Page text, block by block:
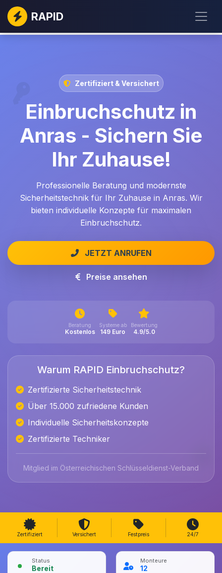
RAPID
Zertifiziert & Versichert
Einbruchschutz in
Anras - Sichern Sie
Ihr Zuhause!
Professionelle Beratung und modernste
Sicherheitstechnik für Ihr Zuhause in Anras. Wir
bieten individuelle Konzepte für maximalen
Einbruchschutz.
JETZT ANRUFEN
Preise ansehen
Beratung
Kostenlos
Systeme ab
149 Euro
Bewertung
4.9/5.0
Warum RAPID Einbruchschutz?
Zertifizierte Sicherheitstechnik
Über 15.000 zufriedene Kunden
Individuelle Sicherheitskonzepte
Zertifizierte Techniker
Mitglied im Österreichischen Schlüsseldienst-Verband
Zertifiziert Versichert Festpreis 24/7
Status
Bereit
Monteure
12